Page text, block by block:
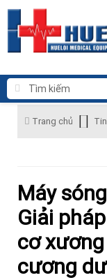
Trang chủ
Máy
Giải
cơ
cương